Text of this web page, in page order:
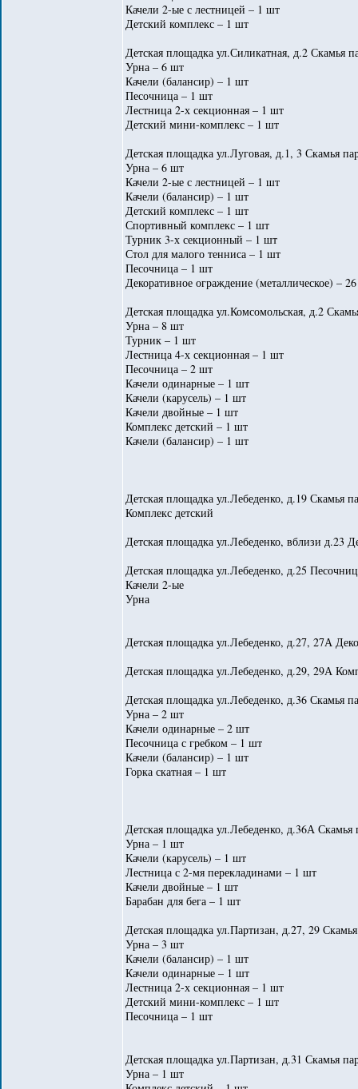
Качели 2-ые с лестницей – 1 шт
Детский комплекс – 1 шт
Детская площадка ул.Силикатная, д.2 Скамья
Урна – 6 шт
Качели (балансир) – 1 шт
Песочница – 1 шт
Лестница 2-х секционная – 1 шт
Детский мини-комплекс – 1 шт
Детская площадка ул.Луговая, д.1, 3 Скамья
Урна – 6 шт
Качели 2-ые с лестницей – 1 шт
Качели (балансир) – 1 шт
Детский комплекс – 1 шт
Спортивный комплекс – 1 шт
Турник 3-х секционный – 1 шт
Стол для малого тенниса – 1 шт
Песочница – 1 шт
Декоративное ограждение (металлическое) –
Детская площадка ул.Комсомольская, д.2
Урна – 8 шт
Турник – 1 шт
Лестница 4-х секционная – 1 шт
Песочница – 2 шт
Качели одинарные – 1 шт
Качели (карусель) – 1 шт
Качели двойные – 1 шт
Комплекс детский – 1 шт
Качели (балансир) – 1 шт
Детская площадка ул.Лебеденко, д.19 Скамья
Комплекс детский
Детская площадка ул.Лебеденко, вблизи д.23
Детская площадка ул.Лебеденко, д.25
Качели 2-ые
Урна
Детская площадка ул.Лебеденко, д.27, 27А
Детская площадка ул.Лебеденко, д.29, 29А
Детская площадка ул.Лебеденко, д.36 Скамья
Урна – 2 шт
Качели одинарные – 2 шт
Песочница с гребком – 1 шт
Качели (балансир) – 1 шт
Горка скатная – 1 шт
Детская площадка ул.Лебеденко, д.36А Скамья
Урна – 1 шт
Качели (карусель) – 1 шт
Лестница с 2-мя перекладинами – 1 шт
Качели двойные – 1 шт
Барабан для бега – 1 шт
Детская площадка ул.Партизан, д.27, 29
Урна – 3 шт
Качели (балансир) – 1 шт
Качели одинарные – 1 шт
Лестница 2-х секционная – 1 шт
Детский мини-комплекс – 1 шт
Песочница – 1 шт
Детская площадка ул.Партизан, д.31 Скамья
Урна – 1 шт